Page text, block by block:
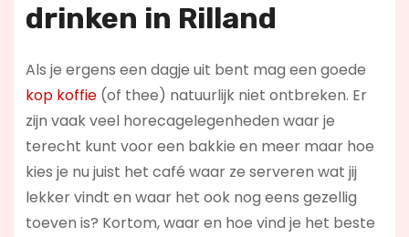
drinken in Rilland
Als je ergens een dagje uit bent mag een goede
kop koffie(of thee) natuurlijk niet ontbreken. Er
zijn vaak veel horecagelegenheden waar je
terecht kunt voor een bakkie en meer maar hoe
kies je nu juist het café waar ze serveren wat jij
lekker vindt en waar het ook nog eens gezellig
toeven is? Kortom, waar en hoe vind je het beste